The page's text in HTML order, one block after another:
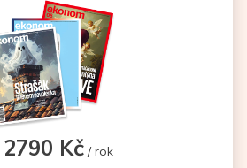
2790 Kč / rok